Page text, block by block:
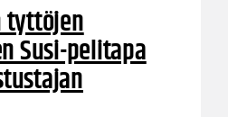
tyttöjen
Susi-pelitapa